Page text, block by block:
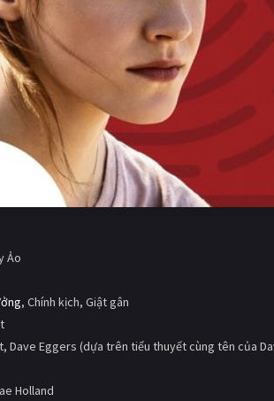
Ảo
, Chính kịch, Giật gân
Dave Eggers (dựa trên tiểu thuyết cùng tên của
Holland